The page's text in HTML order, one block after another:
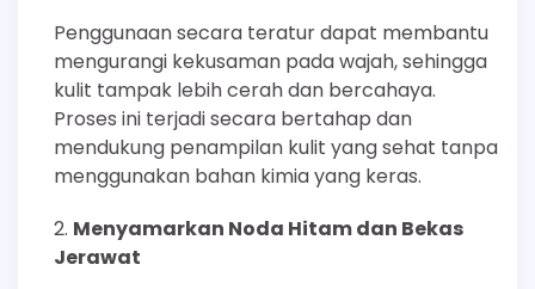
Penggunaan secara teratur dapat membantu
mengurangi kekusaman pada wajah, sehingga
kulit tampak lebih cerah dan bercahaya.
Proses ini terjadi secara bertahap dan
mendukung penampilan kulit yang sehat tanpa
menggunakan bahan kimia yang keras.
Menyamarkan Noda Hitam dan Bekas
Jerawat